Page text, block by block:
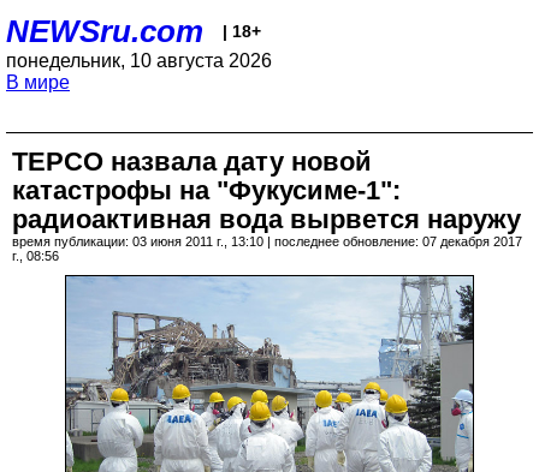
NEWSru.com | 18+
понедельник, 10 августа 2026
В мире
TEPCO назвала дату новой
катастрофы на "Фукусиме-1":
радиоактивная вода вырвется наружу
время публикации: 03 июня 2011 г., 13:10 | последнее обновление: 07 декабря 2017
г., 08:56